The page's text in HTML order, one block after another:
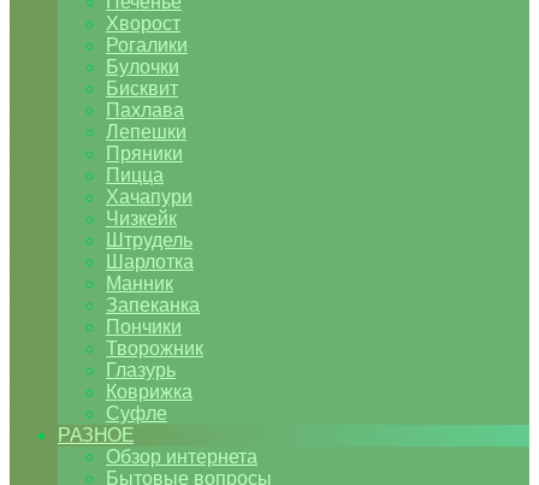
Хворост
Рогалики
Булочки
Бисквит
Пахлава
Лепешки
Пряники
Пицца
Хачапури
Чизкейк
Штрудель
Шарлотка
Манник
Запеканка
Пончики
Творожник
Глазурь
Коврижка
Суфле
РАЗНОЕ
Обзор интернета
Бытовые вопросы